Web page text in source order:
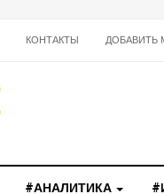
КОНТАКТЫ ДОБАВИТЬ
#АНАЛИТИКА